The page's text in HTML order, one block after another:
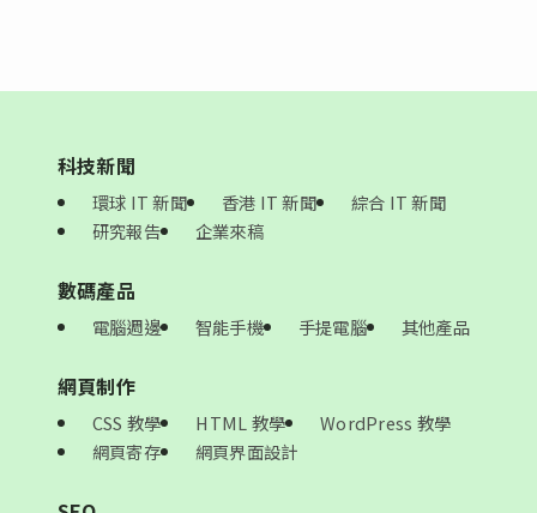
科技新聞
環球 IT 新聞 香港 IT 新聞
綜合 IT 新聞
研究報告
企業來稿
數碼產品
電腦週邊 智能手機 手提電腦 其他產品
網頁制作
CSS 教學 HTML 教學
WordPress 教學
網頁寄存
網頁界面設計